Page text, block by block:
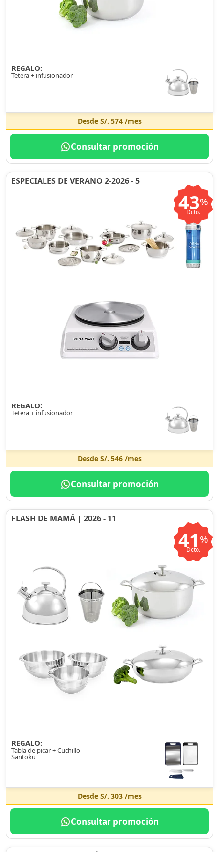
REGALO:
Tetera + infusionador
Desde S/. 574/mes
Consultar promoción
ESPECIALES DE VERANO 2-2026 - 5
43%
Dcto.
REGALO:
Tetera + infusionador
Desde S/. 546/mes
Consultar promoción
FLASH DE MAMÁ | 2026 - 11
41 %
Dcto.
REGALO:
Tabla de picar + Cuchillo
Santoku
Desde S/. 303/mes
Consultar promoción